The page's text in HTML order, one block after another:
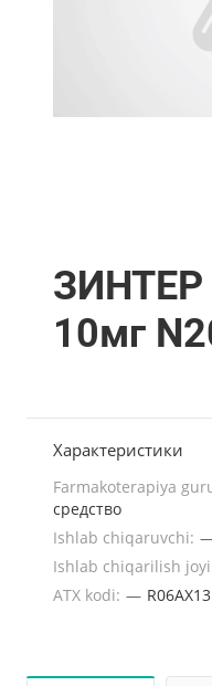
ЗИНТЕР
10мг
Характеристики
Farmakoterapiya
средство
Ishlab chiqaruvchi:
Ishlab chiqarilish
ATX kodi: — R06AX13